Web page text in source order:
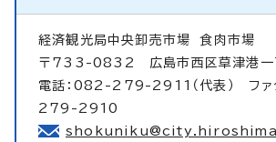
経済観光局中央卸売市場食肉市場
〒733-0832 広島市西区草津港一
電話：082-279-2911（代表） ファ
279-2910